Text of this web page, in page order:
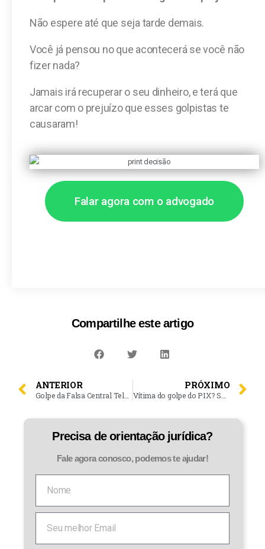
Não espere até que seja tarde demais.
Você já pensou no que acontecerá se você não
fizer nada?
Jamais irá recuperar o seu dinheiro, e terá que
arcar com o prejuízo que esses golpistas te
causaram!
Falar agora com o advogado
Compartilhe este artigo
ANTERIOR PRÓXIMO
Precisa de orientação jurídica?
Fale agora conosco, podemos te ajudar!